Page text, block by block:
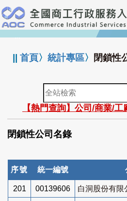
跳
到
主
要
:::
||首頁〉統計專區〉 閉鎖性
全
站
檢
索
【熱門查詢】公司/商業/
閉鎖性公司名錄
序號 統一編號
201 00139606 白洞股份有限